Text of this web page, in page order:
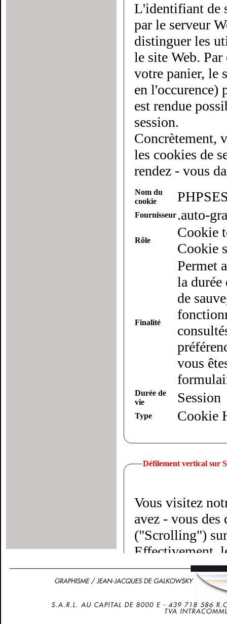
L'identifiant de
par le serveur Web à chaque utilisateur du site.
distinguer les
le site Web.
votre panier, le serveur doit savoir
en l'occurence)
est rendue
session.
Concrètement,
les cookies de
rendez - vous
Nom du
cookie
Fournisseur.auto-
Rôle
Cookie
Cookie
Finalité
Permet
la durée
de
vous
Durée de
vie
Session
Type Cookie
Défilement vertical sur
Vous visitez
avez - vous
("Scrolling")
Effectivement,
doigts